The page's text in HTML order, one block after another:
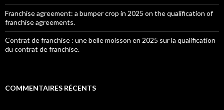
Franchise agreement: a bumper crop in 2025 on the qualification of
franchise agreements.
Contrat de franchise : une belle moisson en 2025 sur la qualification
du contrat de franchise.
COMMENTAIRES RÉCENTS